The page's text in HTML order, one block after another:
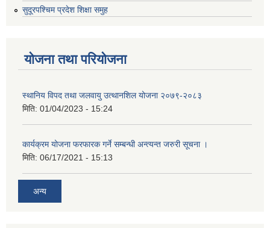
सुदूरपश्चिम प्रदेश शिक्षा समुह
योजना तथा परियोजना
स्थानिय विपद तथा जलवायु उत्थानशिल योजना २०७९-२०८३
मिति: 01/04/2023 - 15:24
कार्यक्रम योजना फरफारक गर्ने सम्बन्धी अन्त्यन्त जरुरी सूचना ।
मिति: 06/17/2021 - 15:13
अन्य